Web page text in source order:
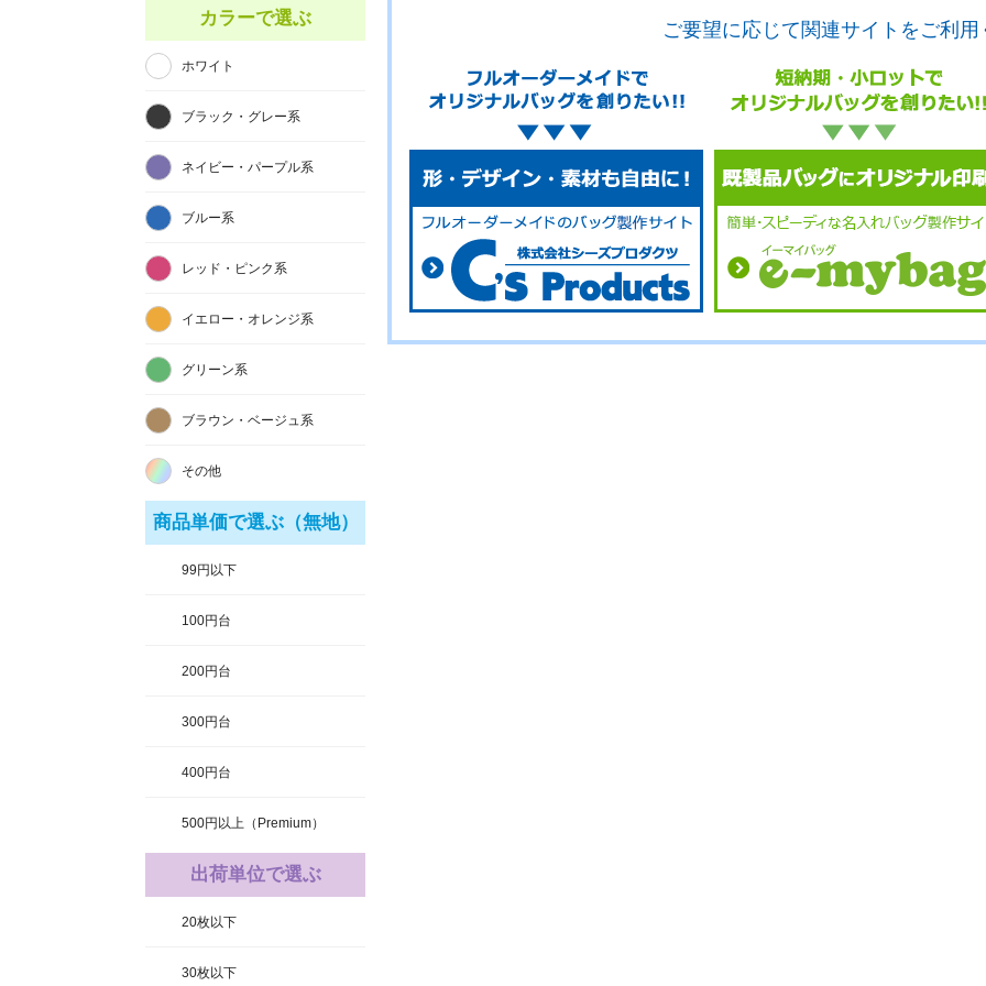
ご要望に応じて関連サイトをご利用
カラーで選ぶ
ホワイト
ブラック・グレー系
ネイビー・パープル系
ブルー系
レッド・ピンク系
イエロー・オレンジ系
グリーン系
ブラウン・ベージュ系
その他
商品単価で選ぶ（無地）
99円以下
100円台
200円台
300円台
400円台
500円以上（Premium）
出荷単位で選ぶ
20枚以下
30枚以下